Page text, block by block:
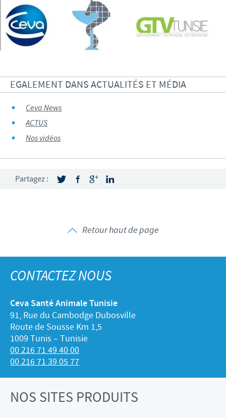
EGALEMENT DANS ACTUALITÉS ET MÉDIA
Ceva News
ACTUS
Nos vidéos
Partagez :
Retour haut de page
CONTACTEZ NOUS
Ceva Santé Animale Tunisie
91, Rue du Cambodge Dubosville
Route de Sousse Km 1,5
1009 Tunis – Tunisie
00 216 71 49 40 00
00 216 71 39 05 77
NOS SITES PRODUITS